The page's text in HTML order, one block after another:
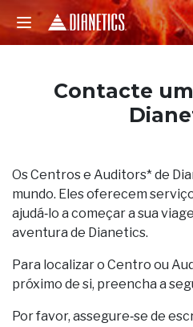
Contacte
Os Centros e Auditors* de
mundo. Eles oferecem
ajudá‑lo a começar a sua
aventura de Dianetics.
Para localizar o Centro ou
próximo de si, preencha a
Por favor, assegure‑se de